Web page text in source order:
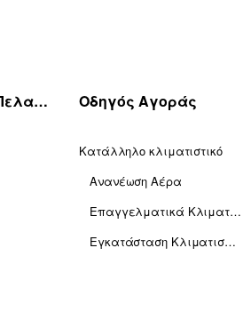
Λογαριασμός Πελατών Οδηγός Αγοράς
Κατάλληλο κλιματιστικό
Ανανέωση Αέρα
Επαγγελματικά Κλιματιστικά
Εγκατάσταση Κλιματισμού